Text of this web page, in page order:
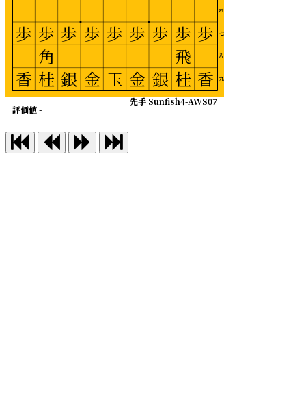
六
七
八
九
先手 Sunfish4-AWS07
評価値 -
歩
香
歩
飛
桂
歩
銀
歩
金
歩
玉
歩
金
歩
銀
歩
角
桂
歩
香